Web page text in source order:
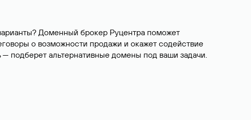
Доменный брокер Руцентра поможет
о возможности продажи и окажет содействие
подберет альтернативные домены под ваши задачи.